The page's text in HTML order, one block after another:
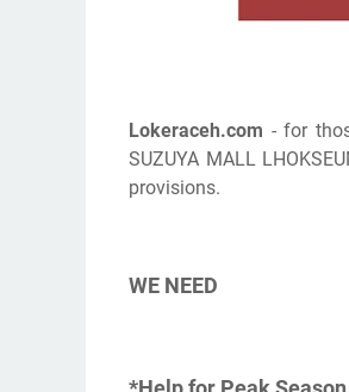
Lokeraceh.com - for
SUZUYA MALL
provisions.
WE NEED